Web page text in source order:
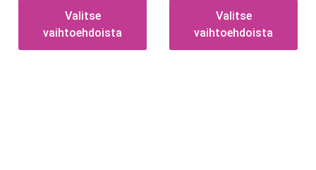
Valitse
vaihtoehdoista
Valitse
vaihtoehdoista